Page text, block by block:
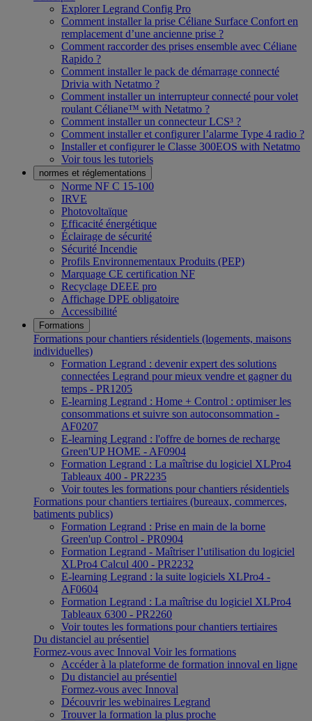
Explorer Legrand Config Pro
Comment installer la prise Céliane Surface Confort en
remplacement d’une ancienne prise ?
Comment raccorder des prises ensemble avec Céliane
Rapido ?
Comment installer le pack de démarrage connecté
Drivia with Netatmo ?
Comment installer un interrupteur connecté pour volet
roulant Céliane™ with Netatmo ?
Comment installer un connecteur LCS³ ?
Comment installer et configurer l’alarme Type 4 radio ?
Installer et configurer le Classe 300EOS with Netatmo
Voir tous les tutoriels
normes et réglementations
Norme NF C 15-100
IRVE
Photovoltaïque
Efficacité énergétique
Éclairage de sécurité
Sécurité Incendie
Profils Environnementaux Produits (PEP)
Marquage CE certification NF
Recyclage DEEE pro
Affichage DPE obligatoire
Accessibilité
Formations
Formations pour chantiers résidentiels (logements, maisons
individuelles)
Formation Legrand : devenir expert des solutions
connectées Legrand pour mieux vendre et gagner du
temps - PR1205
E-learning Legrand : Home + Control : optimiser les
consommations et suivre son autoconsommation -
AF0207
E-learning Legrand : l'offre de bornes de recharge
Green'UP HOME - AF0904
Formation Legrand : La maîtrise du logiciel XLPro4
Tableaux 400 - PR2235
Voir toutes les formations pour chantiers résidentiels
Formations pour chantiers tertiaires (bureaux, commerces,
batiments publics)
Formation Legrand : Prise en main de la borne
Green'up Control - PR0904
Formation Legrand - Maîtriser l’utilisation du logiciel
XLPro4 Calcul 400 - PR2232
E-learning Legrand : la suite logiciels XLPro4 -
AF0604
Formation Legrand : La maîtrise du logiciel XLPro4
Tableaux 6300 - PR2260
Voir toutes les formations pour chantiers tertiaires
Du distanciel au présentiel
Formez-vous avec Innoval Voir les formations
Accéder à la plateforme de formation innoval en ligne
Du distanciel au présentiel
Formez-vous avec Innoval
Découvrir les webinaires Legrand
Trouver la formation la plus proche